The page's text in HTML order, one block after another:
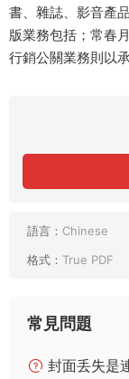
書、雜誌、影音產
版業務包括；常春
行銷公關業務則以
語言： Chinese
格式： True PDF
常見問題
封面丢失是